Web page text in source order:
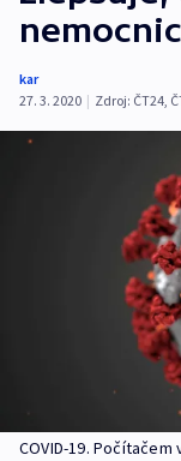
kar
27. 3. 2020 | Zdroj: ČT24,
COVID-19.